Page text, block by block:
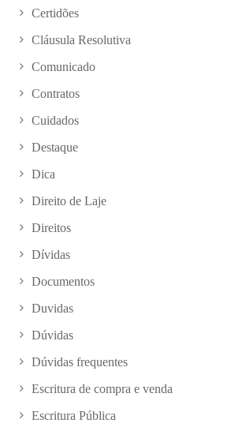
Certidões
Cláusula Resolutiva
Comunicado
Contratos
Cuidados
Destaque
Dica
Direito de Laje
Direitos
Dívidas
Documentos
Duvidas
Dúvidas
Dúvidas frequentes
Escritura de compra e venda
Escritura Pública